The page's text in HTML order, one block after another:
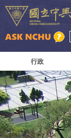
行政